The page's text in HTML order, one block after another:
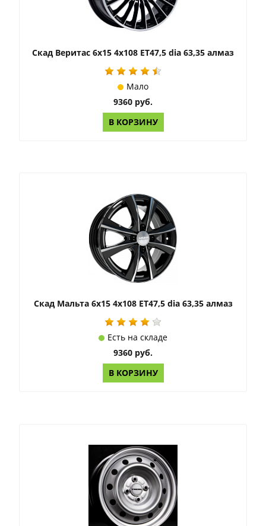
Скад Веритас 6x15 4x108 ET47,5 dia 63,35 алмаз
Мало
9360 руб.
В КОРЗИНУ
Скад Мальта 6x15 4x108 ET47,5 dia 63,35 алмаз
Есть на складе
9360 руб.
В КОРЗИНУ